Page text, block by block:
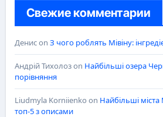
Свежие комментарии
Денисon З чого роблять Мівіну:
Андрій Тихолозon Найбільші озера
порівняння
Liudmyla Korniienko on Найбільші міста
топ-5 з описами